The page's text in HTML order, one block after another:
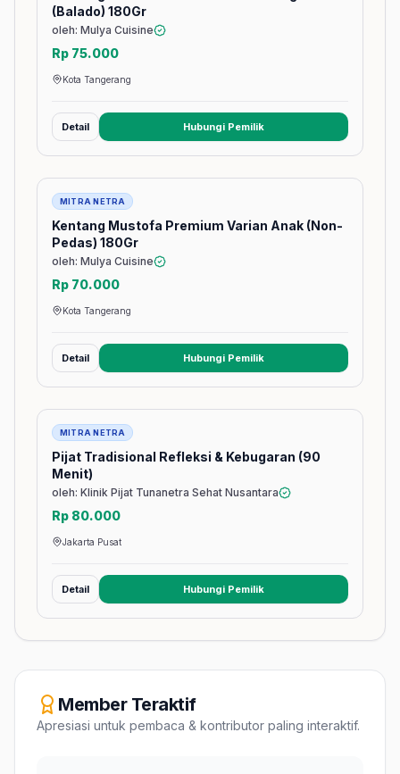
(Balado) 180Gr
oleh: Mulya Cuisine
Rp 75.000
Kota Tangerang
Detail Hubungi Pemilik(membuka tab baru)
Barang
MITRA NETRA
Kentang Mustofa Premium Varian Anak (Non-
Pedas) 180Gr
oleh: Mulya Cuisine
Rp 70.000
Kota Tangerang
Detail Hubungi Pemilik(membuka tab baru)
Jasa
MITRA NETRA
Pijat Tradisional Refleksi & Kebugaran (90
Menit)
oleh: Klinik Pijat Tunanetra Sehat Nusantara
Rp 80.000
Jakarta Pusat
Detail Hubungi Pemilik(membuka tab baru)
Member Teraktif
Apresiasi untuk pembaca & kontributor paling interaktif.